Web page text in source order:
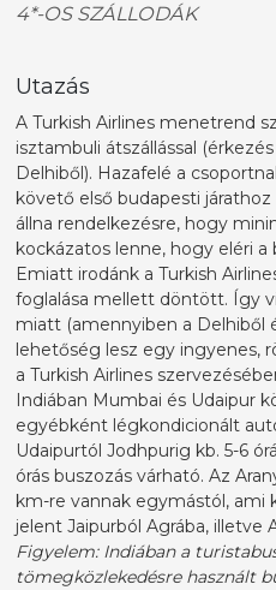
4*-OS SZÁLLODÁK
Utazás
A Turkish Airlines menetrend
isztambuli átszállással
Delhiből). Hazafelé a
követő első budapesti járathoz
állna rendelkezésre, hogy
kockázatos lenne, hogy eléri
Emiatt irodánk a Turkish
foglalása mellett döntött. Így
miatt (amennyiben a Delhiből
lehetőség lesz egy ingyenes,
a Turkish Airlines
Indiában Mumbai és Udaipur
egyébként légkondicionált
Udaipurtól Jodhpurig kb. 5-6
órás buszozás várható. Az
km-re vannak egymástól, ami
jelent Jaipurból Agrába, illetve
Figyelem: Indiában a
tömegközlekedésre használt